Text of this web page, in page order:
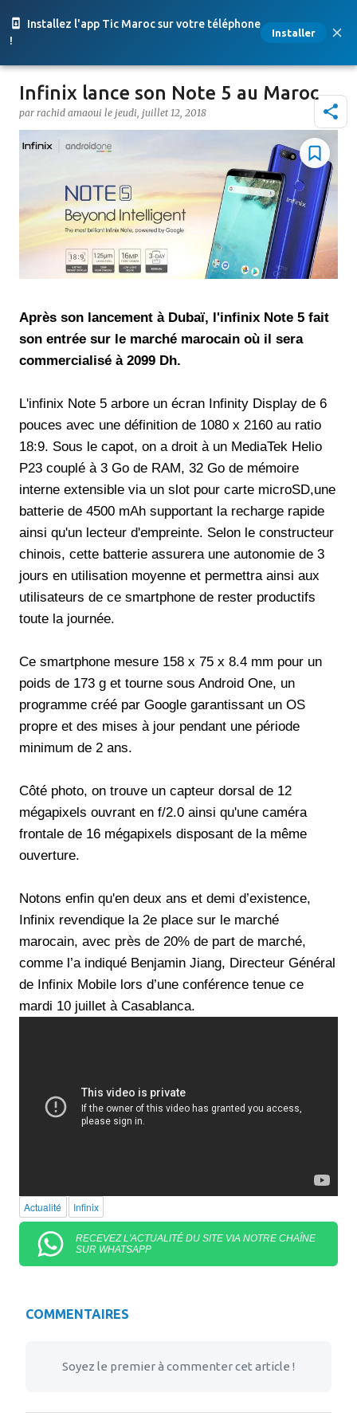
Installez l'app Tic Maroc sur votre téléphone
!
Installer
Accéder au contenu principal
Infinix lance son Note 5 au Maroc
par rachid amaoui le jeudi, juillet 12, 2018
Après son lancement à Dubaï, l'infinix Note 5 fait
son entrée sur le marché marocain où il sera
commercialisé à 2099 Dh.
L'infinix Note 5 arbore un écran Infinity Display de 6
pouces avec une définition de 1080 x 2160 au ratio
18:9. Sous le capot, on a droit à un MediaTek Helio
P23 couplé à 3 Go de RAM, 32 Go de mémoire
interne extensible via un slot pour carte microSD,une
batterie de 4500 mAh supportant la recharge rapide
ainsi qu'un lecteur d'empreinte. Selon le constructeur
chinois, cette batterie assurera une autonomie de 3
jours en utilisation moyenne et permettra ainsi aux
utilisateurs de ce smartphone de rester productifs
toute la journée.
Ce smartphone mesure 158 x 75 x 8.4 mm pour un
poids de 173 g et tourne sous Android One, un
programme créé par Google garantissant un OS
propre et des mises à jour pendant une période
minimum de 2 ans.
Côté photo, on trouve un capteur dorsal de 12
mégapixels ouvrant en f/2.0 ainsi qu'une caméra
frontale de 16 mégapixels disposant de la même
ouverture.
Notons enfin qu'en deux ans et demi d’existence,
Infinix revendique la 2e place sur le marché
marocain, avec près de 20% de part de marché,
comme l’a indiqué Benjamin Jiang, Directeur Général
de Infinix Mobile lors d’une conférence tenue ce
mardi 10 juillet à Casablanca.
Actualité Infinix
RECEVEZ L'ACTUALITÉ DU SITE VIA NOTRE CHAÎNE
SUR WHATSAPP
COMMENTAIRES
Soyez le premier à commenter cet article !